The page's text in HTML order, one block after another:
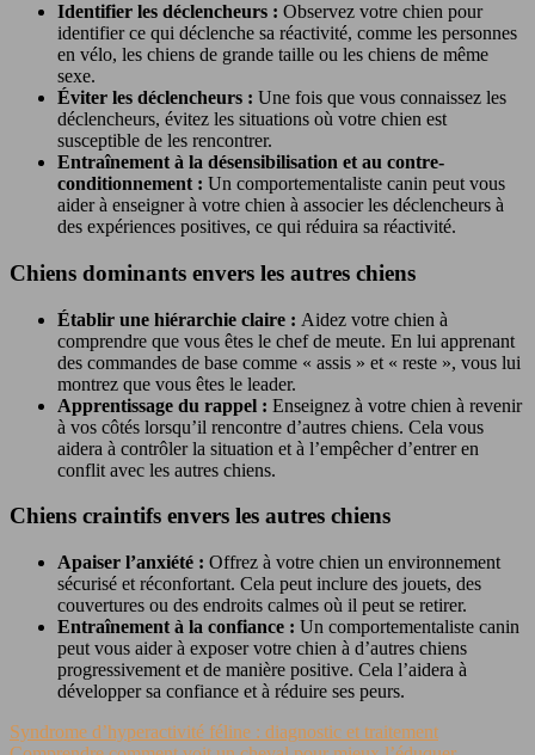
Identifier les déclencheurs : Observez votre chien pour
identifier ce qui déclenche sa réactivité, comme les personnes
en vélo, les chiens de grande taille ou les chiens de même
sexe.
Éviter les déclencheurs : Une fois que vous connaissez les
déclencheurs, évitez les situations où votre chien est
susceptible de les rencontrer.
Entraînement à la désensibilisation et au contre-
conditionnement : Un comportementaliste canin peut vous
aider à enseigner à votre chien à associer les déclencheurs à
des expériences positives, ce qui réduira sa réactivité.
Chiens dominants envers les autres chiens
Établir une hiérarchie claire : Aidez votre chien à
comprendre que vous êtes le chef de meute. En lui apprenant
des commandes de base comme « assis » et « reste », vous lui
montrez que vous êtes le leader.
Apprentissage du rappel : Enseignez à votre chien à revenir
à vos côtés lorsqu’il rencontre d’autres chiens. Cela vous
aidera à contrôler la situation et à l’empêcher d’entrer en
conflit avec les autres chiens.
Chiens craintifs envers les autres chiens
Apaiser l’anxiété : Offrez à votre chien un environnement
sécurisé et réconfortant. Cela peut inclure des jouets, des
couvertures ou des endroits calmes où il peut se retirer.
Entraînement à la confiance : Un comportementaliste canin
peut vous aider à exposer votre chien à d’autres chiens
progressivement et de manière positive. Cela l’aidera à
développer sa confiance et à réduire ses peurs.
Syndrome d’hyperactivité féline : diagnostic et traitement